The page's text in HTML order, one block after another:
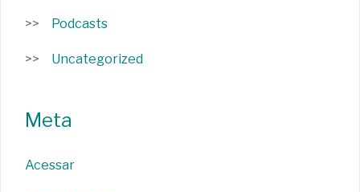
Podcasts
Uncategorized
Meta
Acessar